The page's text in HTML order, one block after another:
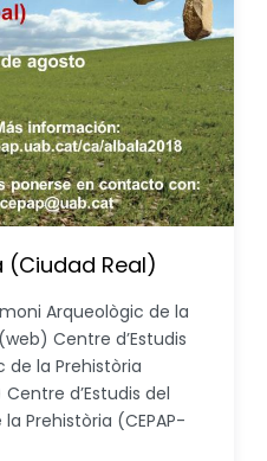
Real)
Arqueològic de la
Centre d’Estudis
de la Prehistòria
d’Estudis del
Prehistòria (CEPAP-